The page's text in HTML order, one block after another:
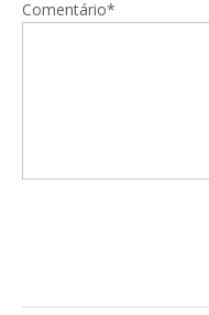
Comentário*